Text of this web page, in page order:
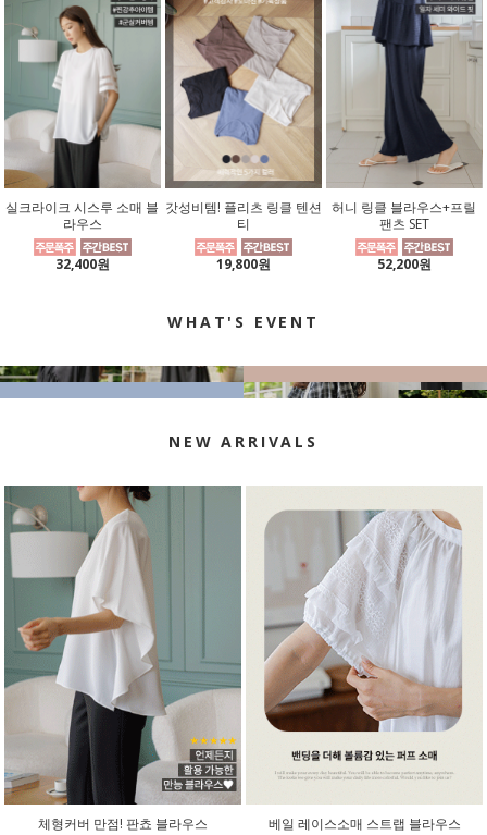
실크라이크 시스루 소매 블
라우스
32,400원
갓성비템! 플리츠 링클 텐션
티
19,800원
허니 링클 블라우스+프릴
팬츠 SET
52,200원
WHAT'S EVENT
NEW ARRIVALS
체형커버 만점! 판쵸 블라우스
베일 레이스소매 스트랩 블라우스